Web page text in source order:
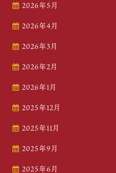
2026年5月
2026年4月
2026年3月
2026年2月
2026年1月
2025年12月
2025年11月
2025年9月
2025年6月